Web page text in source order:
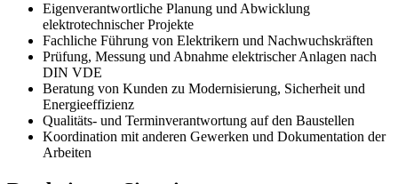
Eigenverantwortliche Planung und Abwicklung
elektrotechnischer Projekte
Fachliche Führung von Elektrikern und Nachwuchskräften
Prüfung, Messung und Abnahme elektrischer Anlagen nach
DIN VDE
Beratung von Kunden zu Modernisierung, Sicherheit und
Energieeffizienz
Qualitäts- und Terminverantwortung auf den Baustellen
Koordination mit anderen Gewerken und Dokumentation der
Arbeiten